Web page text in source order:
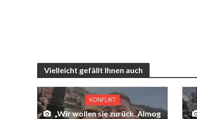
Vielleicht gefällt Ihnen auch
KONFLIKT
„Wir wollen sie zurück. Almog